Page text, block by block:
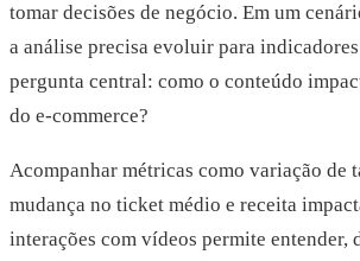
tomar decisões de negócio. Em um
a análise precisa evoluir para
pergunta central: como o conteúdo
do e-commerce?
Acompanhar métricas como variação de
mudança no ticket médio e receita
interações com vídeos permite entender,